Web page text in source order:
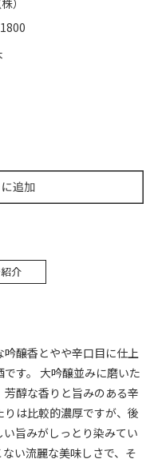
吟醸香とやや辛口目に仕上
す。 大吟醸並みに磨いた
醇な香りと旨みのある辛
は比較的濃厚ですが、後
旨みがしっとり染みてい
い流麗な美味しさで、そ